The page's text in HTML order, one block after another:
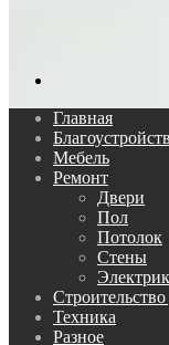
Главная
Мебель
Ремонт
Двери
Пол
Потолок
Стены
Техника
Разное